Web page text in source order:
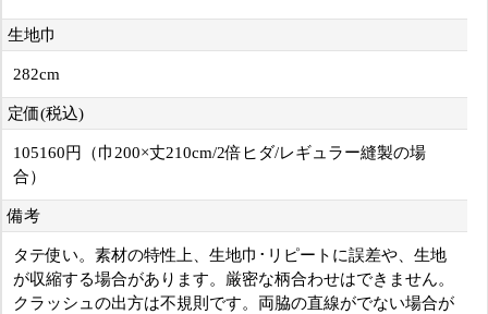
生地巾
282cm
定価(税込)
105160円（巾200×丈210cm/2倍ヒダ/レギュラー縫製の場
合）
備考
タテ使い。素材の特性上、生地巾･リピートに誤差や、生地
が収縮する場合があります。厳密な柄合わせはできません。
クラッシュの出方は不規則です。両脇の直線がでない場合が